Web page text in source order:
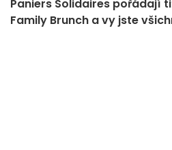
Paniers Solidaires pořádají
Family Brunch a vy jste